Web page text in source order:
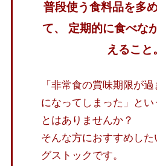
普段使う食料品を多
て、
定期的に食べな
えること。
「非常食の賞味期限が
になってしまった」とい
とはありませんか？
そんな方におすすめし
グストックです。